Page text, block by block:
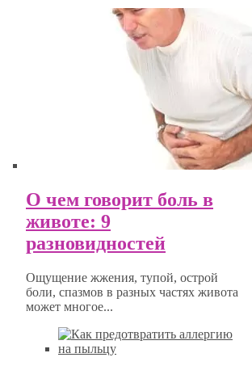
О чем говорит боль в
животе: 9
разновидностей
Ощущение жжения, тупой, острой
боли, спазмов в разных частях живота
может многое...